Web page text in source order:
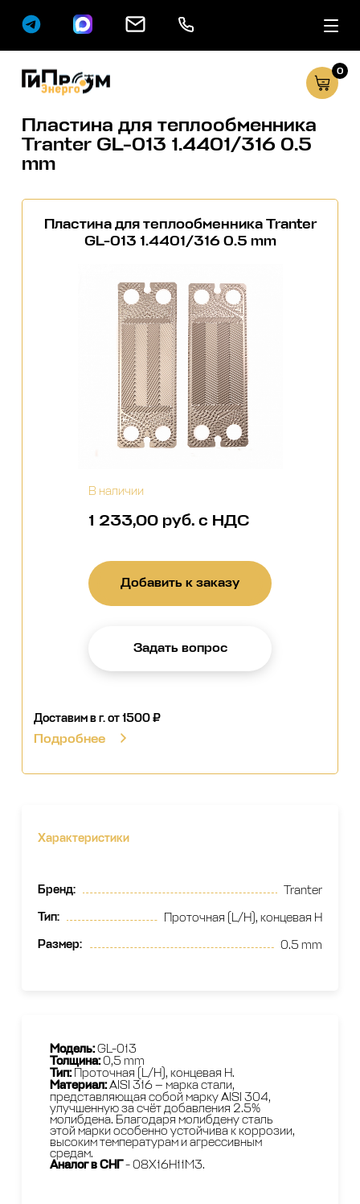
Сервисные
0
Пластина для теплообменника
Tranter GL-013 1.4401/316 0.5
mm
Пластина для теплообменника Tranter
GL-013 1.4401/316 0.5 mm
В наличии
1 233,00 руб. с НДС
Добавить к заказу
Задать вопрос
Доставим в г.от 1500 ₽
Подробнее
Характеристики
Бренд: Tranter
Тип: Проточная (L/H), концевая H
Размер: 0.5 mm
Модель:GL-013
Толщина:0,5 mm
Тип:Проточная (L/H), концевая H.
Материал:AISI 316 — марка стали,
представляющая собой марку AISI 304,
улучшенную за счёт добавления 2.5%
молибдена. Благодаря молибдену сталь
этой марки особенно устойчива к коррозии,
высоким температурам и агрессивным
средам.
Аналог в СНГ- 08Х16Н11М3.